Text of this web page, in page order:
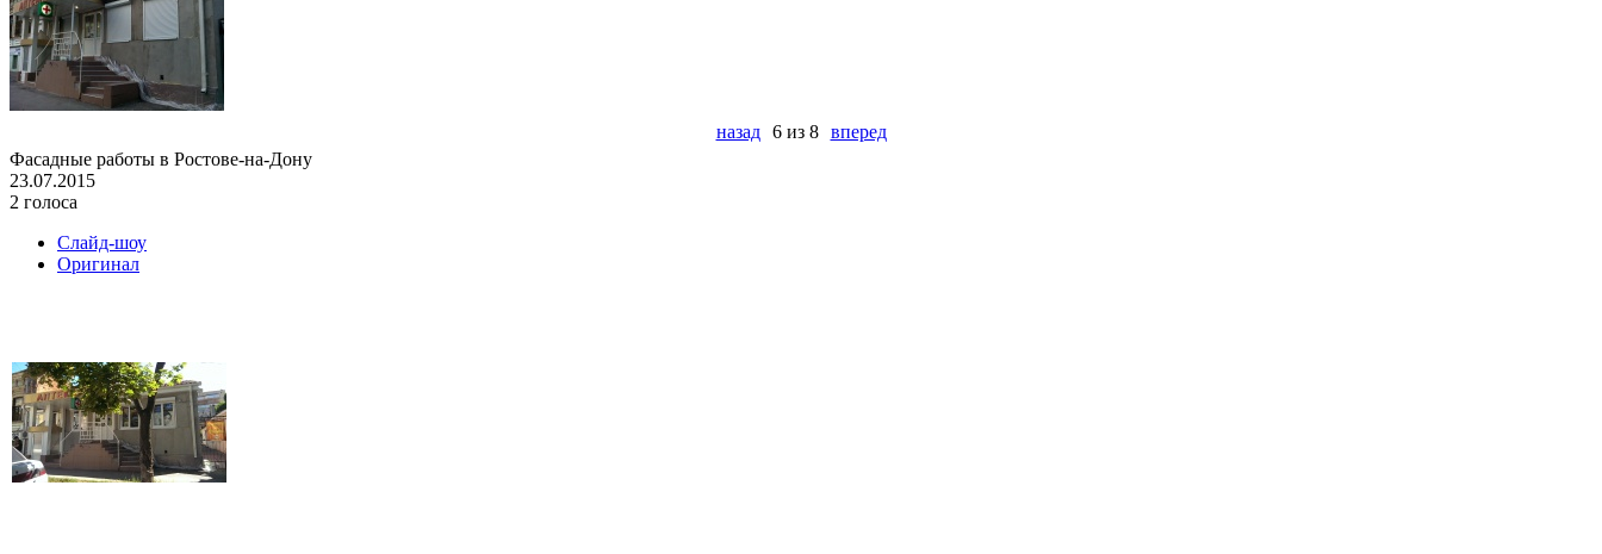
назад 6 из 8
вперед
Фасадные работы в Ростове-на-Дону
23.07.2015
2 голоса
Слайд-шоу
Оригинал